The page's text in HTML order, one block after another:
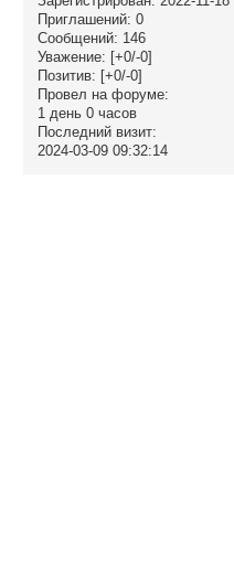
Приглашений: 0
Сообщений: 146
Уважение: [+0/-0]
Позитив: [+0/-0]
Провел на форуме:
1 день 0 часов
Последний визит:
2024-03-09 09:32:14